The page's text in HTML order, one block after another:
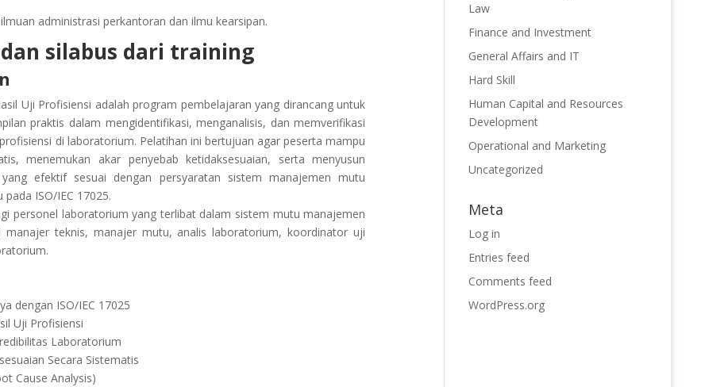
administrasi perkantoran dan ilmu kearsipan.
silabus dari training
Uji Profisiensi adalah program pembelajaran yang dirancang untuk
praktis dalam mengidentifikasi, menganalisis, dan memverifikasi
di laboratorium. Pelatihan ini bertujuan agar peserta mampu
menemukan akar penyebab ketidaksesuaian, serta menyusun
efektif sesuai dengan persyaratan sistem manajemen mutu
ISO/IEC 17025.
personel laboratorium yang terlibat dalam sistem mutu manajemen
manajer teknis, manajer mutu, analis laboratorium, koordinator uji
dengan ISO/IEC 17025
Uji Profisiensi
Laboratorium
Secara Sistematis
Cause Analysis)
Law
Finance and Investment
General Affairs and IT
Hard Skill
Human Capital and Resources
Development
Operational and Marketing
Uncategorized
Meta
Log in
Entries feed
Comments feed
WordPress.org